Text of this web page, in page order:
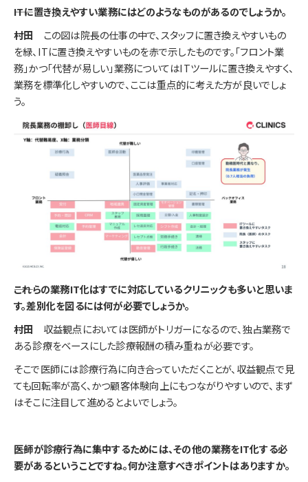
――ITに置き換えやすい業務にはどのようなものがあるのでしょうか。
村田 この図は院長の仕事の中で、スタッフに置き換えやすいもの
を緑、ITに置き換えやすいものを赤で示したものです。「フロント業
務」かつ「代替が易しい」業務についてはITツールに置き換えやすく、
業務を標準化しやすいので、ここは重点的に考えた方が良いでしょ
う。
――これらの業務IT化はすでに対応しているクリニックも多いと思いま
す。差別化を図るには何が必要でしょうか。
村田 収益観点においては医師がトリガーになるので、独占業務で
ある診療をベースにした診療報酬の積み重ねが必要です。
そこで医師には診療行為に向き合っていただくことが、収益観点で見
ても回転率が高く、かつ顧客体験向上にもつながりやすいので、まず
はそこに注目して進めるとよいでしょう。
――医師が診療行為に集中するためには、その他の業務をIT化する必
要があるということですね。何か注意すべきポイントはありますか。